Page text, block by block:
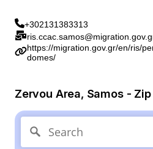
+302131383313
https://migration.gov.gr/en/ris/
domes/
Zervou Area, Samos -